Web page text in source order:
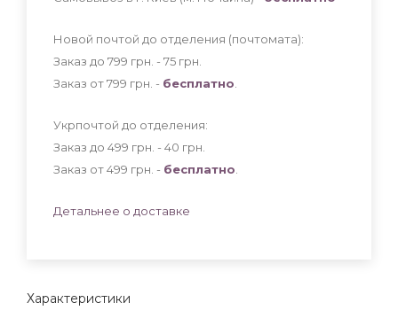
Характеристики
Новой почтой до отделения (почтомата):
Заказ до 799 грн. - 75 грн
Заказ от 799 грн. - бесплатно
Укрпочтой до отделения:
Заказ до 499 грн. - 40 грн
Заказ от 499 грн. - бесплатно
Детальнее о доставке